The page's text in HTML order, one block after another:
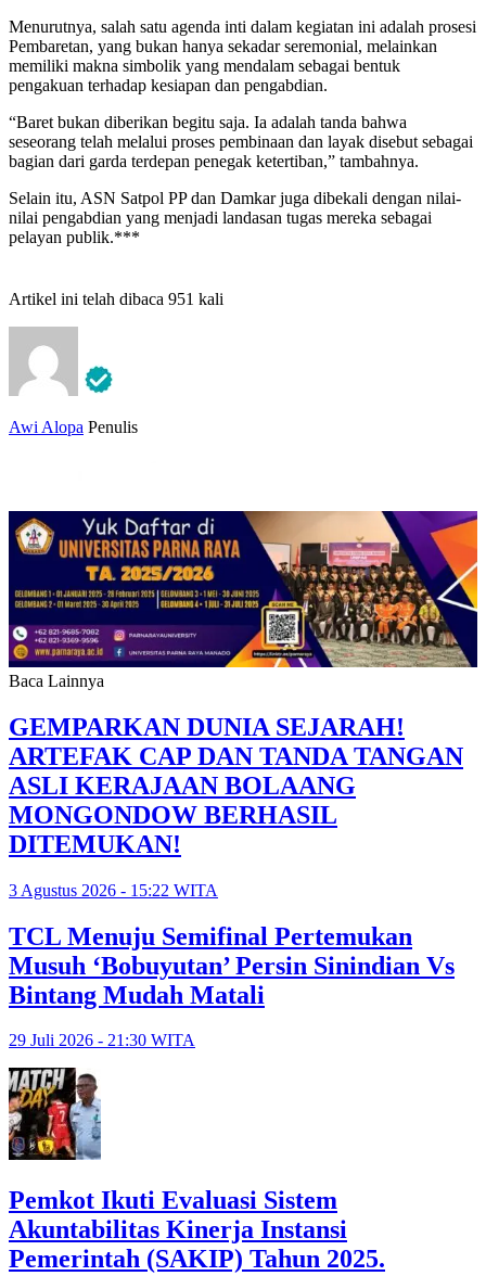
Menurutnya, salah satu agenda inti dalam kegiatan ini adalah prosesi
Pembaretan, yang bukan hanya sekadar seremonial, melainkan
memiliki makna simbolik yang mendalam sebagai bentuk
pengakuan terhadap kesiapan dan pengabdian.
“Baret bukan diberikan begitu saja. Ia adalah tanda bahwa
seseorang telah melalui proses pembinaan dan layak disebut sebagai
bagian dari garda terdepan penegak ketertiban,” tambahnya.
Selain itu, ASN Satpol PP dan Damkar juga dibekali dengan nilai-
nilai pengabdian yang menjadi landasan tugas mereka sebagai
pelayan publik.***
Artikel ini telah dibaca 951 kali
Awi Alopa Penulis
Baca Lainnya
GEMPARKAN DUNIA SEJARAH!
ARTEFAK CAP DAN TANDA TANGAN
ASLI KERAJAAN BOLAANG
MONGONDOW BERHASIL
DITEMUKAN!
3 Agustus 2026 - 15:22 WITA
TCL Menuju Semifinal Pertemukan
Musuh ‘Bobuyutan’ Persin Sinindian Vs
Bintang Mudah Matali
29 Juli 2026 - 21:30 WITA
Pemkot Ikuti Evaluasi Sistem
Akuntabilitas Kinerja Instansi
Pemerintah (SAKIP) Tahun 2025.